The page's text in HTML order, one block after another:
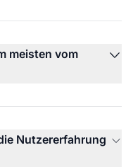
meisten vom
Nutzererfahrung